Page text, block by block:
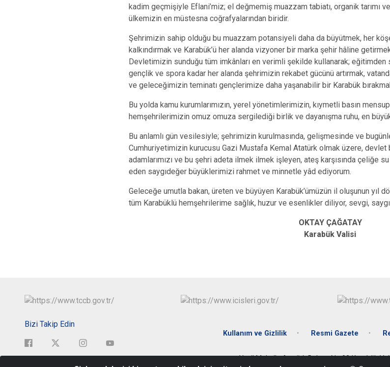
kadim geçmişiyle Eflani’miz; el değmemiş muazzam tabiatı, organik tarımı ve
ülkemizin en müstesna coğrafyalarından biridir.
Şehrimizin sahip olduğu bu muazzam potansiyeli daha da büyütmek, her
kalkındırmak ve Karabük’ü her alanda vizyoner bir marka şehir hâline
Devletimizin sunduğu tüm imkânları en verimli şekilde kullanarak; eğitimden
gençlik ve spora kadar her alanda şehrimizin rekabet gücünü artırmak,
ve geleceğimizin teminatı gençlerimize daha yaşanabilir bir Karabük
Bu yolda kamu kurumlarımızın, yerel yönetimlerimizin, kıymetli basın
hemşehrilerimizin omuz omuza sergilediği birlik ve dayanışma ruhu, en
Bu anlamlı gün vesilesiyle; şehrimizin kurulmasında, gelişmesinde ve
Cumhuriyetimizin kurucusu Gazi Mustafa Kemal Atatürk olmak üzere,
adamlarımızı ve bu şehri adeta ilmek ilmek işleyen, ateş karşısında çeliğe
eden saygıdeğer büyüklerimizi rahmet ve minnetle yâd ediyorum.
Geleceğe umutla bakan, üreten ve büyüyen Karabük’ümüzün il oluşunun yıl
tüm Karabüklü hemşehrilerime sağlık, huzur ve esenlikler diliyor, sevgi,
OKTAY ÇAĞATAY
Karabük Valisi
Bizi Takip Edin
Kullanım ve Gizlilik Resmi Gazete
Yeşil Mahalle Atatürk Bulvarı No:92 Karabük